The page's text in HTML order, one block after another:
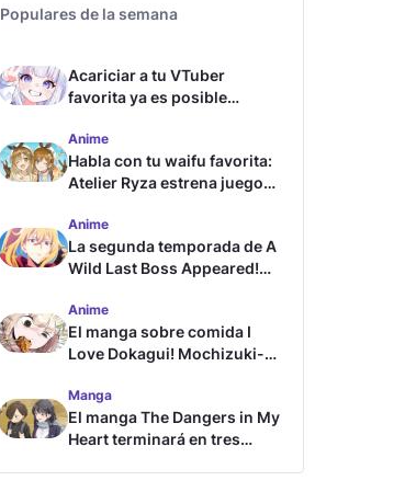
Populares de la semana
Acariciar a tu VTuber
favorita ya es posible
Anime
Habla con tu waifu favorita:
Atelier Ryza estrena juego
Anime
La segunda temporada de A
Wild Last Boss Appeared!
estreno
Anime
El manga sobre comida I
Love Dokagui! Mochizuki-
anime
Manga
El manga The Dangers in My
Heart terminará en tres